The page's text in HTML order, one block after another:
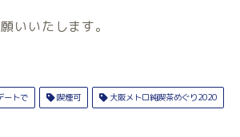
いいたします。
ートで 喫煙可 大阪メトロ純喫茶めぐり2020